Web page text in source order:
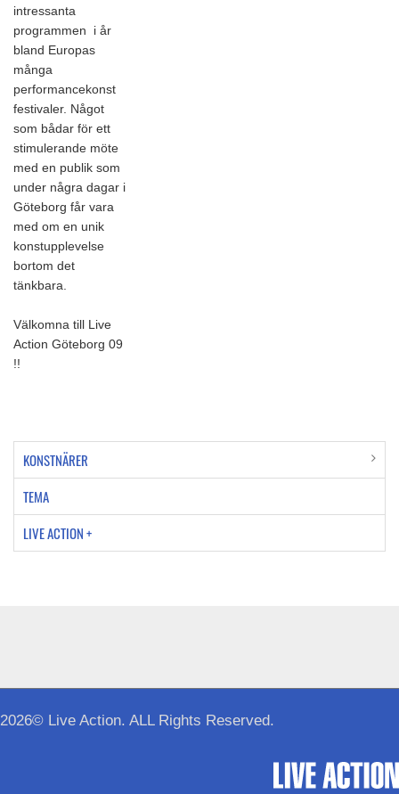
intressanta
programmen i år
bland Europas
många
performancekonst
festivaler. Något
som bådar för ett
stimulerande möte
med en publik som
under några dagar i
Göteborg får vara
med om en unik
konstupplevelse
bortom det
tänkbara.
Välkomna till Live
Action Göteborg 09
!!
KONSTNÄRER
TEMA
LIVE ACTION +
2026© Live Action. ALL Rights Reserved.